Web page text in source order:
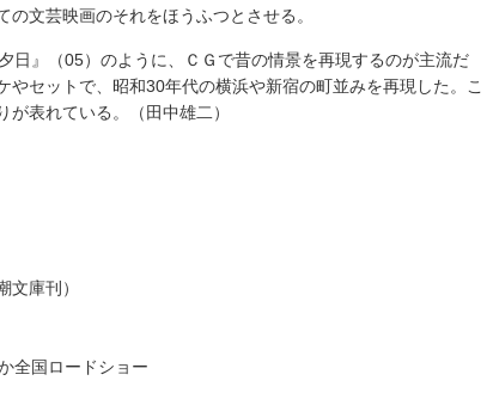
文芸映画のそれをほうふつとさせる。
日』（05）のように、ＣＧで昔の情景を再現するのが主流だ
やセットで、昭和30年代の横浜や新宿の町並みを再現した。こ
表れている。（田中雄二）
文庫刊）
全国ロードショー